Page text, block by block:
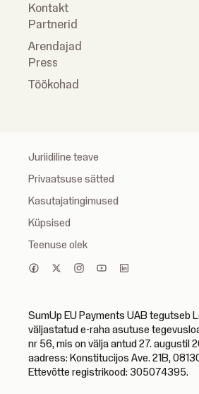
Kontakt
Partnerid
Arendajad
Press
Töökohad
Juriidiline teave
Privaatsuse sätted
Kasutajatingimused
Küpsised
Teenuse olek
SumUp EU Payments UAB tegutseb
väljastatud e-raha asutuse
nr 56, mis on välja antud 27. augustil
aadress: Konstitucijos Ave. 21B,
Ettevõtte registrikood: 305074395.